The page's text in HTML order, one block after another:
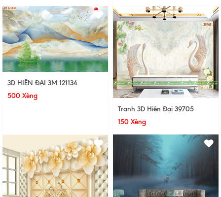
3D HIỆN ĐẠI 3M 121134
500 Xèng
Tranh 3D Hiện Đại 39705
150 Xèng